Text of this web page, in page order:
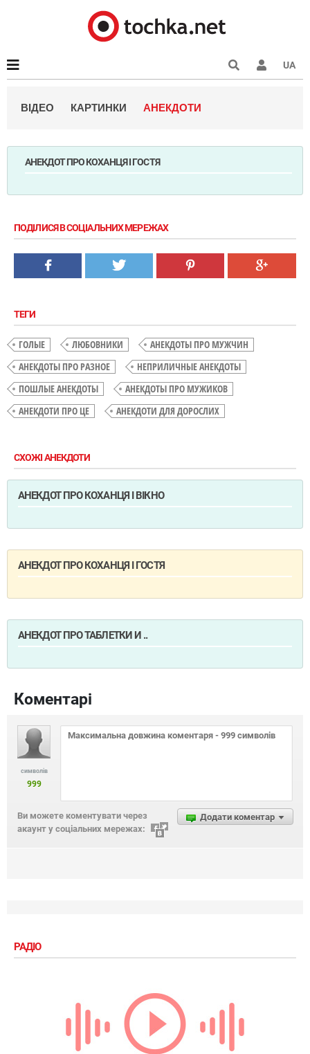
UA
ВІДЕО КАРТИНКИ АНЕКДОТИ
АНЕКДОТ ПРО КОХАНЦЯ І ГОСТЯ
ПОДІЛИСЯ В СОЦІАЛЬНИХ МЕРЕЖАХ
ТЕГИ
ГОЛЫЕ ЛЮБОВНИКИ
АНЕКДОТЫ ПРО МУЖЧИН
АНЕКДОТЫ ПРО РАЗНОЕ
НЕПРИЛИЧНЫЕ АНЕКДОТЫ
ПОШЛЫЕ АНЕКДОТЫ
АНЕКДОТЫ ПРО МУЖИКОВ
АНЕКДОТИ ПРО ЦЕ
АНЕКДОТИ ДЛЯ ДОРОСЛИХ
СХОЖІ АНЕКДОТИ
АНЕКДОТ ПРО КОХАНЦЯ І ВІКНО
АНЕКДОТ ПРО КОХАНЦЯ І ГОСТЯ
АНЕКДОТ ПРО ТАБЛЕТКИ И ..
Коментарі
символів
999
Додати коментар
Ви можете коментувати через
акаунт у соціальних мережах:
РАДІО